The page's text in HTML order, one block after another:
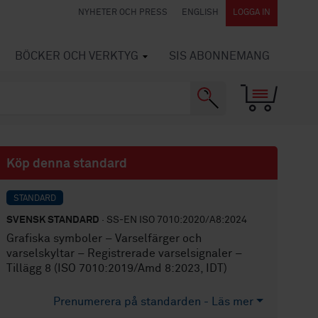
NYHETER OCH PRESS ENGLISH LOGGA IN
BÖCKER OCH VERKTYG SIS ABONNEMANG
Köp denna standard
STANDARD
SVENSK STANDARD · SS-EN ISO 7010:2020/A8:2024
Grafiska symboler – Varselfärger och
varselskyltar – Registrerade varselsignaler –
Tillägg 8 (ISO 7010:2019/Amd 8:2023, IDT)
Prenumerera på standarden - Läs mer